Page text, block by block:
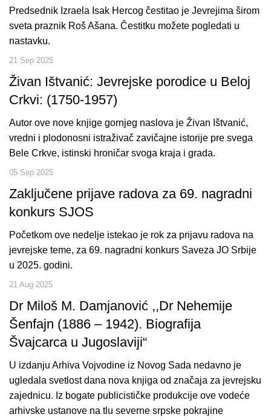
Predsednik Izraela Isak Hercog čestitao je Jevrejima širom
sveta praznik Roš Ašana. Čestitku možete pogledati u
nastavku.
21 Sep 2025
Živan Ištvanić: Jevrejske porodice u Beloj
Crkvi: (1750-1957)
Autor ove nove knjige gornjeg naslova je Živan Ištvanić,
vredni i plodonosni istraživač zavičajne istorije pre svega
Bele Crkve, istinski hroničar svoga kraja i grada.
05 Sep 2025
Zaključene prijave radova za 69. nagradni
konkurs SJOS
Početkom ove nedelje istekao je rok za prijavu radova na
jevrejske teme, za 69. nagradni konkurs Saveza JO Srbije
u 2025. godini.
21 Aug 2025
Dr Miloš M. Damjanović ,,Dr Nehemije
Šenfajn (1886 – 1942). Biografija
Švajcarca u Jugoslaviji“
U izdanju Arhiva Vojvodine iz Novog Sada nedavno je
ugledala svetlost dana nova knjiga od značaja za jevrejsku
zajednicu. Iz bogate publicističke produkcije ove vodeće
arhivske ustanove na tlu severne srpske pokrajine